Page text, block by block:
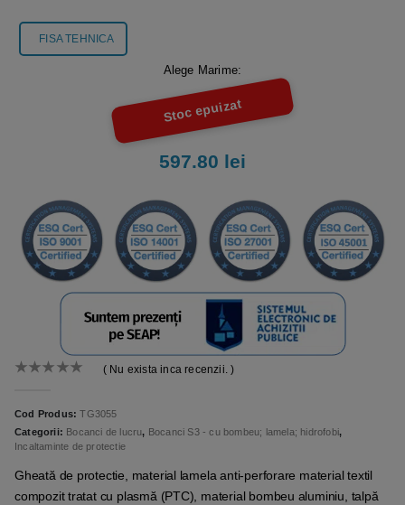
FISA TEHNICA
( Nu exista inca recenzii. )
Cod Produs:TG3055
Categorii: Bocanci de lucru, Bocanci S3 - cu bombeu; lamela; hidrofobi,
Incaltaminte de protectie
Gheată de protectie, material lamela anti-perforare material textil
compozit tratat cu plasmă (PTC), material bombeu aluminiu, talpă
Alege Marime:
Stoc epuizat
597.80 lei